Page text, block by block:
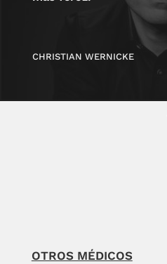
CHRISTIAN WERNICKE
OTROS MÉDICOS